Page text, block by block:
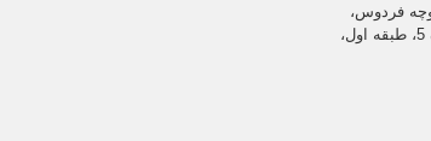
فردوس،
ساختمان اداری پایتخت، پلاک 5، طبقه اول،